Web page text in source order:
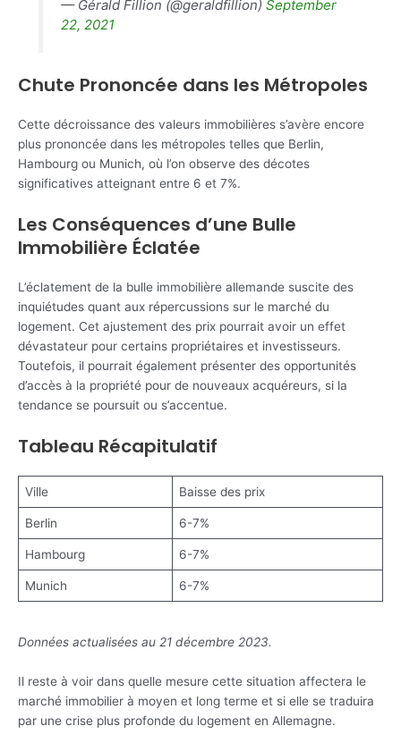
— Gérald Fillion (@geraldfillion) September
22, 2021
Chute Prononcée dans les Métropoles
Cette décroissance des valeurs immobilières s’avère encore
plus prononcée dans les métropoles telles que Berlin,
Hambourg ou Munich, où l’on observe des décotes
significatives atteignant entre 6 et 7%.
Les Conséquences d’une Bulle
Immobilière Éclatée
L’éclatement de la bulle immobilière allemande suscite des
inquiétudes quant aux répercussions sur le marché du
logement. Cet ajustement des prix pourrait avoir un effet
dévastateur pour certains propriétaires et investisseurs.
Toutefois, il pourrait également présenter des opportunités
d’accès à la propriété pour de nouveaux acquéreurs, si la
tendance se poursuit ou s’accentue.
Tableau Récapitulatif
Ville Baisse des prix
Berlin 6-7%
Hambourg 6-7%
Munich 6-7%
Données actualisées au 21 décembre 2023.
Il reste à voir dans quelle mesure cette situation affectera le
marché immobilier à moyen et long terme et si elle se traduira
par une crise plus profonde du logement en Allemagne.